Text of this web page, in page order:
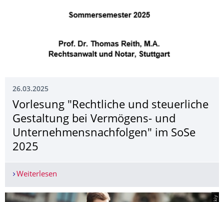
26.03.2025
Vorlesung "Rechtliche und steuerliche
Gestaltung bei Vermögens- und
Unternehmensnach­folgen" im SoSe
2025
Weiterlesen